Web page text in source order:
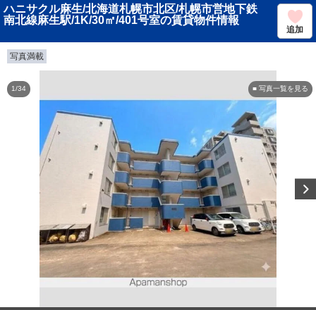
ハニサクル麻生/北海道札幌市北区/札幌市営地下鉄
南北線麻生駅/1K/30㎡/401号室の賃貸物件情報
追加
写真満載
■ 写真一覧を見る
1/34